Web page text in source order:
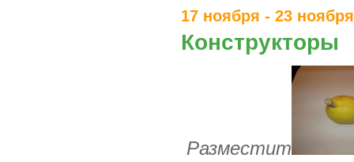
17 ноября - 23 ноября
Конструкторы
Разместит